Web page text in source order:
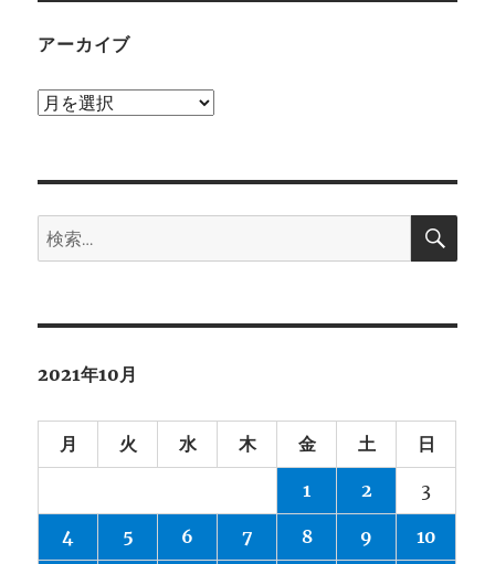
アーカイブ
ア
ブ
検
索:
検
2021年10月
月 火 水 木 金 土 日
1 2 3
4 5 6 7 8 9 10